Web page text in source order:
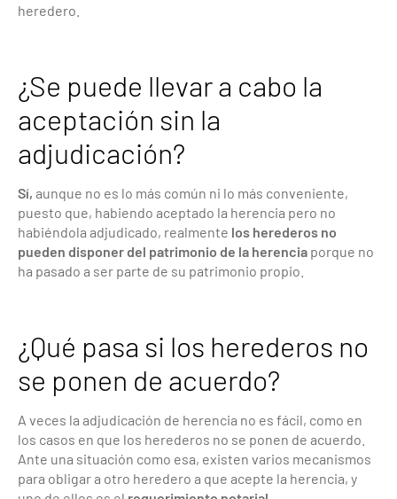
heredero.
¿Se puede llevar a cabo la
aceptación sin la
adjudicación?
Sí, aunque no es lo más común ni lo más conveniente,
puesto que, habiendo aceptado la herencia pero no
habiéndola adjudicado, realmente los herederos no
pueden disponer del patrimonio de la herencia porque no
ha pasado a ser parte de su patrimonio propio.
¿Qué pasa si los herederos no
se ponen de acuerdo?
A veces la adjudicación de herencia no es fácil, como en
los casos en que los herederos no se ponen de acuerdo.
Ante una situación como esa, existen varios mecanismos
para obligar a otro heredero a que acepte la herencia, y